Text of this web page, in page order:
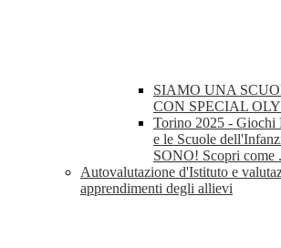
SIAMO UNA
CON SPECIAL
Torino 2025 - Giochi
e le Scuole
SONO! Scopri come
Autovalutazione d'Istituto e
apprendimenti degli allievi